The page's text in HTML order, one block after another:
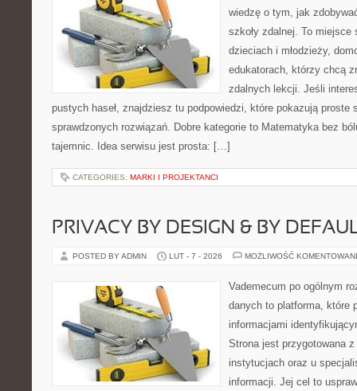
wiedzę o tym, jak
szkoły zdalnej. To
dzieciach i młodzieży,
edukatorach, którzy chcą
zdalnych lekcji. Jeśli
pustych haseł, znajdziesz tu podpowiedzi, które pokazują proste
sprawdzonych rozwiązań. Dobre kategorie to Matematyka bez
tajemnic. Idea serwisu jest prosta: […]
CATEGORIES: MARKI I PROJEKTANCI
PRIVACY BY DESIGN & BY
POSTED BY ADMIN LUT - 7 - 2026 MOŻLIWOŚĆ
Vademecum po ogólnym
danych to platforma, które
informacjami
Strona jest przygotowana
instytucjach oraz u
informacji. Jej cel to